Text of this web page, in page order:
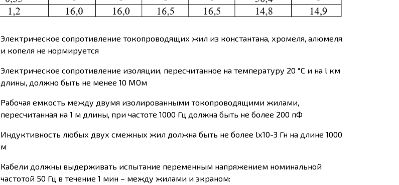
Электрическое сопротивление токопроводящих жил из константана, хромеля, алюмеля
и копеля не нормируется
Электрическое сопротивление изоляции, пересчитанное на температуру 20 °С и на l км
длины, должно быть не менее 10 МОм
Рабочая емкость между двумя изолированными токопроводящими жилами,
пересчитанная на 1 м длины, при частоте 1000 Гц должна быть не более 200 пФ
Индуктивность любых двух смежных жил должна быть не более lх10-3 Гн на длине 1000
м
Кабели должны выдерживать испытание переменным напряжением номинальной
частотой 50 Гц в течение 1 мин – между жилами и экраном: